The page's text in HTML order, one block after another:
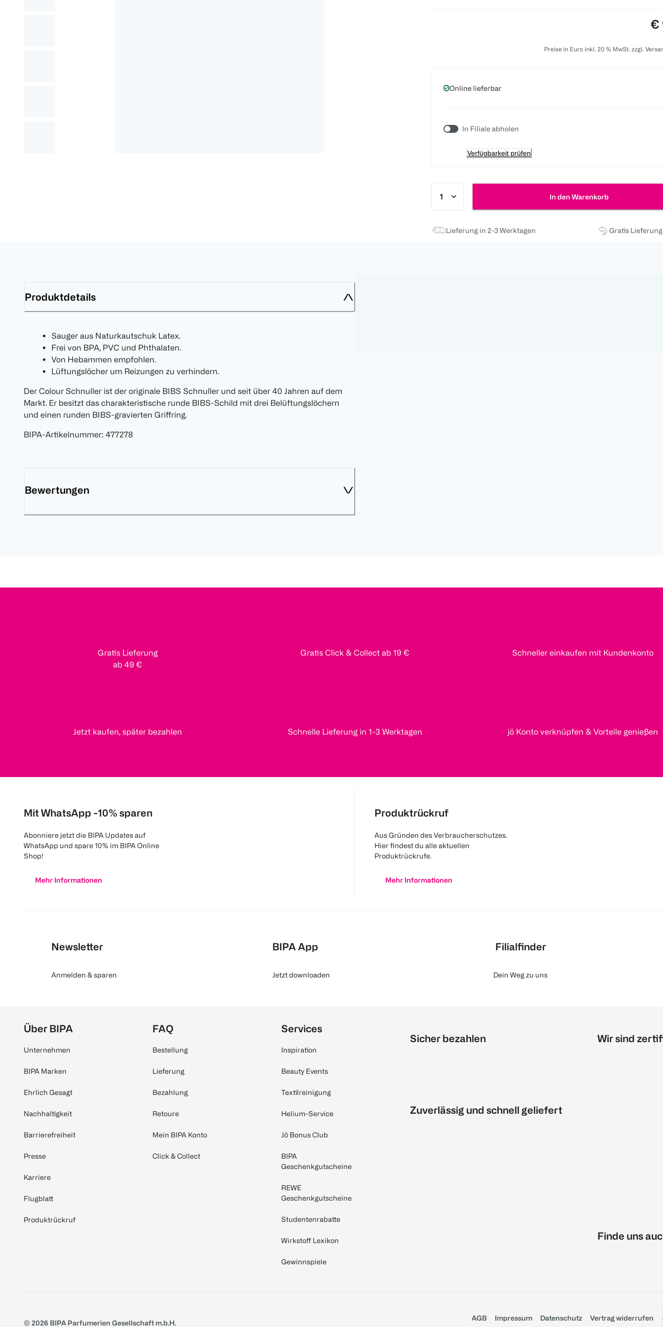
€
Preise in Euro inkl. 20 % MwSt. zzgl.
Online lieferbar
In Filiale abholen
Verfügbarkeit prüfen
In den Warenkorb
Lieferung in 2-3 Werktagen Gratis
Produktdetails
Sauger aus Naturkautschuk Latex.
Frei von BPA, PVC und Phthalaten.
Von Hebammen empfohlen.
Lüftungslöcher um Reizungen zu verhindern.
Der Colour Schnuller ist der originale BIBS Schnuller und seit über 40 Jahren auf dem
Markt. Er besitzt das charakteristische runde BIBS-Schild mit drei Belüftungslöchern
und einen runden BIBS-gravierten Griffring.
BIPA-Artikelnummer: 477278
Bewertungen
Gratis Lieferung
ab 49 €
Gratis Click & Collect ab 19 € Schneller einkaufen mit Kundenkonto
Jetzt kaufen, später bezahlen Schnelle Lieferung in 1-3 Werktagen jö Konto verknüpfen & Vorteile genießen
Mit WhatsApp -10% sparen
Abonniere jetzt die BIPA Updates auf
WhatsApp und spare 10% im BIPA Online
Shop!
Mehr Informationen
Produktrückruf
Aus Gründen des Verbraucherschutzes.
Hier findest du alle aktuellen
Produktrückrufe.
Mehr Informationen
Newsletter
Anmelden & sparen
BIPA App
Jetzt downloaden
Filialfinder
Dein Weg zu uns
Über BIPA
Unternehmen
BIPA Marken
Ehrlich Gesagt
Nachhaltigkeit
Barrierefreiheit
Presse
Karriere
Flugblatt
Produktrückruf
FAQ
Bestellung
Lieferung
Bezahlung
Retoure
Mein BIPA Konto
Click & Collect
Services
Inspiration
Beauty Events
Textilreinigung
Helium-Service
Jö Bonus Club
BIPA
Geschenkgutscheine
REWE
Geschenkgutscheine
Studentenrabatte
Wirkstoff Lexikon
Gewinnspiele
Sicher bezahlen
Zuverlässig und schnell geliefert
Wir sind
Finde uns
© 2026 BIPA Parfumerien Gesellschaft m.b.H.
AGB Impressum Datenschutz Vertrag widerrufen